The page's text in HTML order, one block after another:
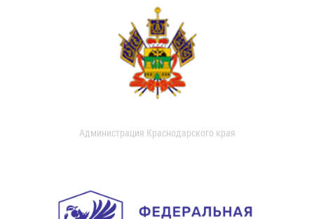
Администрация Краснодарского края